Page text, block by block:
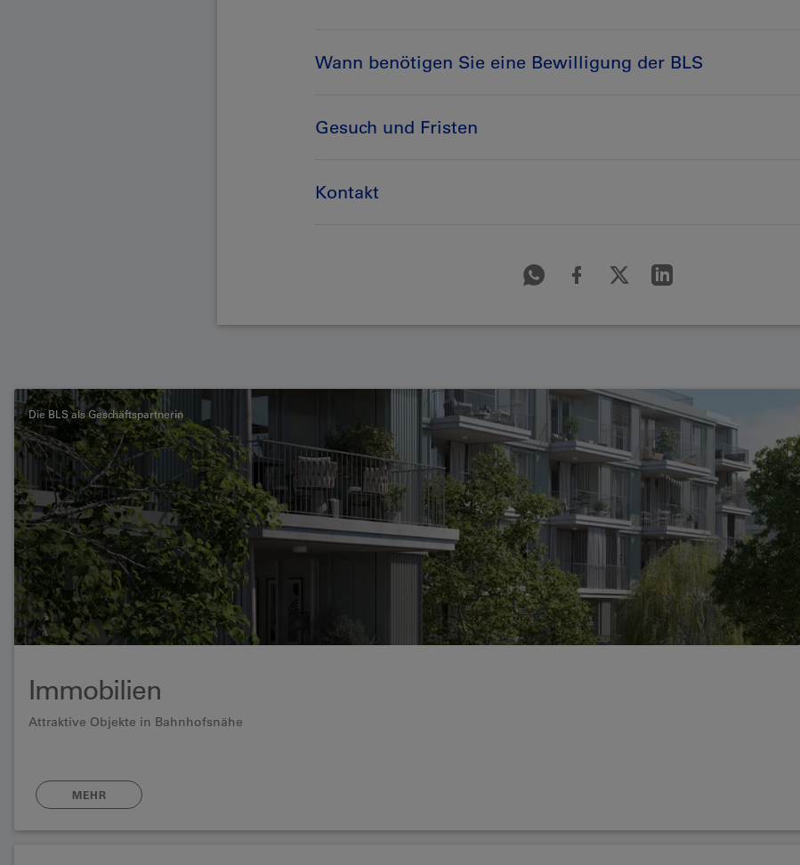
Wann benötigen Sie eine Bewilligung der BLS
Gesuch und Fristen
Kontakt
Die BLS als Geschäftspartnerin
Immobilien
Attraktive Objekte in Bahnhofsnähe
MEHR